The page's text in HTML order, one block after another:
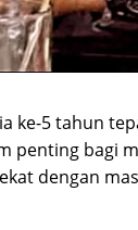
ke-5 tahun
penting bagi
dengan